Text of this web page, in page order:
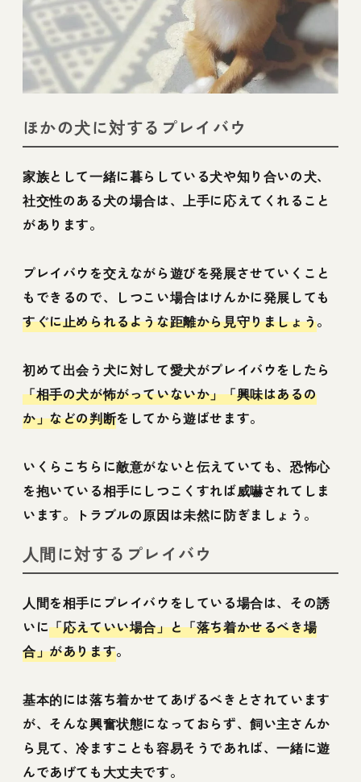
ほかの犬に対するプレイバウ
家族として一緒に暮らしている犬や知り合いの犬、
社交性のある犬の場合は、上手に応えてくれること
があります。
プレイバウを交えながら遊びを発展させていくこと
もできるので、しつこい場合はけんかに発展しても
すぐに止められるような距離から見守りましょう。
初めて出会う犬に対して愛犬がプレイバウをしたら
「相手の犬が怖がっていないか」「興味はあるの
か」などの判断をしてから遊ばせます。
いくらこちらに敵意がないと伝えていても、恐怖心
を抱いている相手にしつこくすれば威嚇されてしま
います。トラブルの原因は未然に防ぎましょう。
人間に対するプレイバウ
人間を相手にプレイバウをしている場合は、その誘
いに「応えていい場合」と「落ち着かせるべき場
合」があります。
基本的には落ち着かせてあげるべきとされています
が、そんな興奮状態になっておらず、飼い主さんか
ら見て、冷ますことも容易そうであれば、一緒に遊
んであげても大丈夫です。